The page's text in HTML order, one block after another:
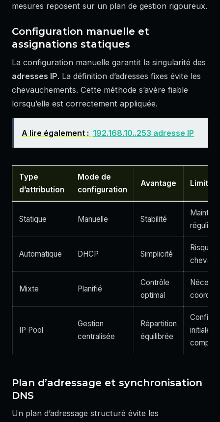
mesures reposent sur un plan de gestion rigoureux.
Configuration manuelle et
assignations statiques
La configuration manuelle garantit la singularité des
adresses IP. La définition d’adresses fixes évite les
chevauchements. Cette méthode s’avère fiable
lorsqu’elle est correctement appliquée.
A lire également : 192.168.10..253 adresse IP
Type
d’attribution
Mode de
configuration
Avantage Limite
Statique Manuelle Stabilité
régulière
Automatique DHCP Simplicité
Risque
Mixte Planifié
Contrôle
optimal
IP Pool
Gestion
centralisée
Répartition
équilibrée
initiale
Plan d’adressage et synchronisation
DNS
Un plan d’adressage structuré évite les